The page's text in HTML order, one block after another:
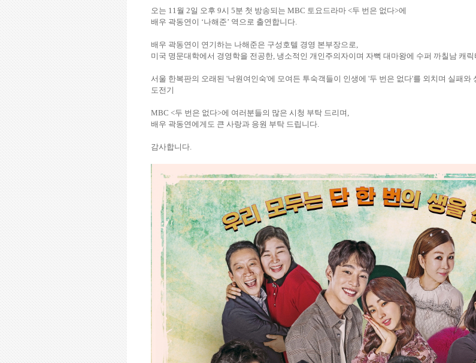
오는 11월 2일 오후 9시 5분 첫 방송되는 MBC 토요드라마 <두 번은 없다>에
배우 곽동연이 ‘나해준’ 역으로 출연합니다.
배우 곽동연이 연기하는 나해준은 구성호텔 경영 본부장으로,
미국 명문대학에서 경영학을 전공한, 냉소적인 개인주의자이며 자뻑 대마왕에 수퍼 까칠남 캐
서울 한복판의 오래된 '낙원여인숙'에 모여든 투숙객들이 인생에 '두 번은 없다'를 외치며 실패와
도전기
MBC <두 번은 없다>에 여러분들의 많은 시청 부탁 드리며 ,
배우 곽동연에게도 큰 사랑과 응원 부탁 드립니다.
감사합니다.